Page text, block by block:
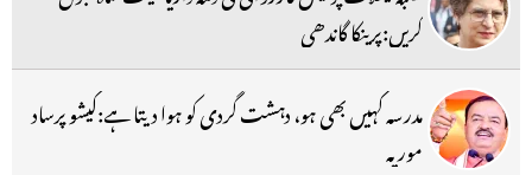
کریں:پرینکا گاندھی
مدرسہ کہیں بھی ہو، دہشت گردی کو ہوا دیتا ہے:کیشو پرساد
موریہ